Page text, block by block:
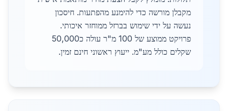
מקבלן מורשה כדי להימנע מהפתעות. חיסכון
נעשה על ידי שימוש בברזל ממוחזר איכותי.
פרויקט ממוצע של 100 מ"ר עולה כ50,000
שקלים כולל מע"מ. ייעוץ ראשוני חינם זמין.